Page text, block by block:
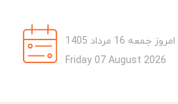
امروز جمعه 16 مرداد 1405
Friday 07 August 2026